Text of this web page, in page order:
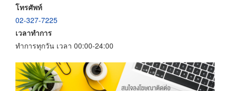
โทรศัพท์
02-327-7225
เวลาทำการ
ทำการทุกวัน เวลา 00:00-24:00